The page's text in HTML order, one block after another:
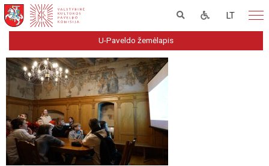
LT
U-Paveldo žemėlapis